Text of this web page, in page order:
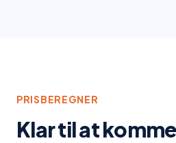
PRISBEREGNER
Klar til at